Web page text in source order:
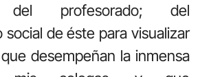
profesorado; del
de éste para visualizar
desempeñan la inmensa